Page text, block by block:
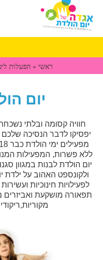
ראשי » הפעלות
יום
חוויה קסומה ובלתי
יפסיקו לדבר הנסיכה שלכם
ללא פשרות, המפעילות
יום הולדת לבנות במגוון
ולקונספט האהוב על ילדת
לפעילויות חינוכיות
תפאורה מושקעת ואביזרים